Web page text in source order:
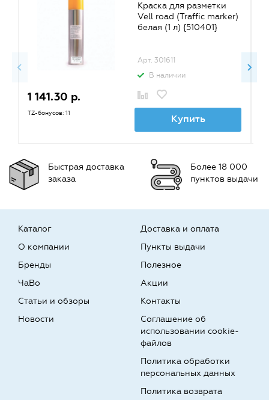
Краска для разметки
Vell road (Traffic marker)
белая (1 л) {510401}
Арт. 301611
В наличии
1 141.30 р.
TZ-бонусов: 11 Купить
Быстрая доставка
заказа
Более 18 000
пунктов выдачи
Каталог
О компании
Бренды
Доставка и оплата
Пункты выдачи
Полезное
ЧаВо
Статьи и обзоры
Новости
Акции
Контакты
Соглашение об
использовании cookie-
файлов
Политика обработки
персональных данных
Политика возврата